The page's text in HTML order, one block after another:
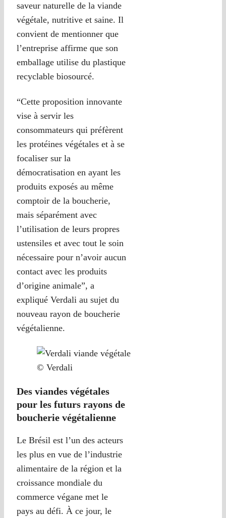
saveur naturelle de la viande
végétale, nutritive et saine. Il
convient de mentionner que
l’entreprise affirme que son
emballage utilise du plastique
recyclable biosourcé.
“Cette proposition innovante
vise à servir les
consommateurs qui préfèrent
les protéines végétales et à se
focaliser sur la
démocratisation en ayant les
produits exposés au même
comptoir de la boucherie,
mais séparément avec
l’utilisation de leurs propres
ustensiles et avec tout le soin
nécessaire pour n’avoir aucun
contact avec les produits
d’origine animale”, a
expliqué Verdali au sujet du
nouveau rayon de boucherie
végétalienne.
© Verdali
Des viandes végétales
pour les futurs rayons de
boucherie végétalienne
Le Brésil est l’un des acteurs
les plus en vue de l’industrie
alimentaire de la région et la
croissance mondiale du
commerce végane met le
pays au défi. À ce jour, le